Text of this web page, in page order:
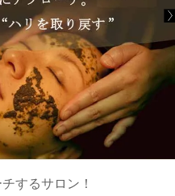
するサロン！